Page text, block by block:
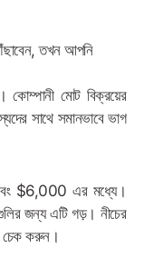
তখন আপনি
মোট বিক্রয়ের
সাথে সমানভাবে ভাগ
$6,000 এর মধ্যে।
জন্য এটি গড়। নীচের
চেক করুন।